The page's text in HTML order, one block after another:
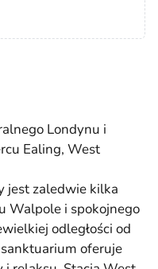
Londynu i
Ealing, West
jest zaledwie kilka
Walpole i spokojnego
odległości od
oferuje